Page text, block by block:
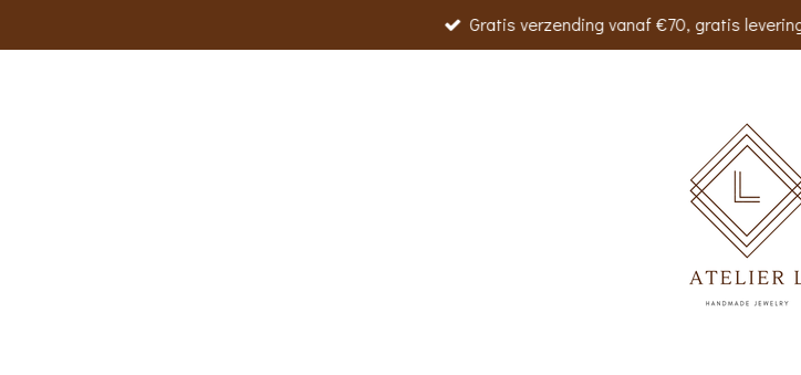
direct
Gratis verzending vanaf €70, gratis